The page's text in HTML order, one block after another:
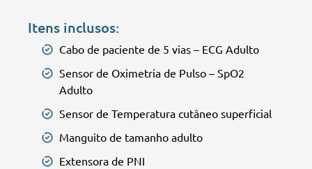
Itens inclusos:
Cabo de paciente de 5 vias – ECG Adulto
Sensor de Oximetria de Pulso – SpO2
Adulto
Sensor de Temperatura cutâneo superficial
Manguito de tamanho adulto
Extensora de PNI